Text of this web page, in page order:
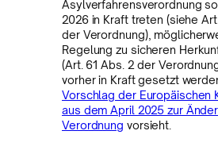
Asylverfahrensverordnung
2026 in Kraft treten (siehe
der Verordnung),
Regelung zu sicheren
(Art. 61 Abs. 2 der
vorher in Kraft gesetzt
Vorschlag der Europäischen
aus dem April 2025 zur
Verordnung vorsieht.